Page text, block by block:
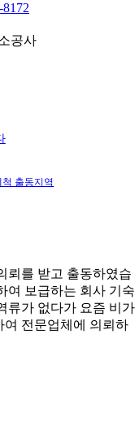
공사
출동지역
뢰를 받고 출동하였습
여 보급하는 회사 기숙
류가 없다가 요즘 비가
전문업체에 의뢰하